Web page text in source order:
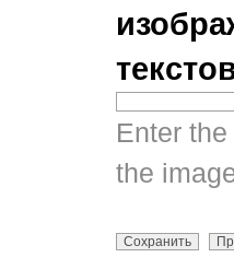
Enter
the